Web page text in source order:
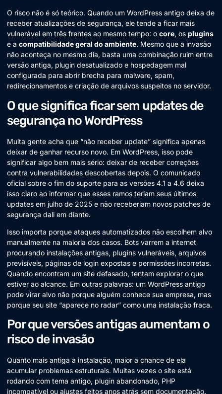
O risco não é só teórico. Quando um WordPress antigo deixa de
receber atualizações de segurança, ele tende a ficar mais
vulnerável em três frentes ao mesmo tempo: o core, os plugins
e a compatibilidade geral do ambiente. Mesmo que a invasão
não aconteça no mesmo dia, basta uma combinação ruim entre
versão antiga, plugin desatualizado e hospedagem mal
configurada para abrir brecha para malware, spam,
redirecionamentos e criação de arquivos suspeitos no servidor.
O que significa ficar sem updates de
segurança no WordPress
Muita gente acha que “não receber update” significa apenas
deixar de ganhar recurso novo. Em WordPress, isso pode
significar algo bem mais sério: deixar de receber correções
contra vulnerabilidades descobertas depois. O comunicado
oficial sobre o fim do suporte para as versões 4.1 a 4.6 deixa
isso claro ao informar que esses ramos teriam seus últimos
updates em julho de 2025 e não receberiam novos patches de
segurança dali em diante.
Isso importa porque ataques automatizados não escolhem alvo
manualmente na maioria dos casos. Bots varrem a internet
procurando instalações antigas, plugins vulneráveis, arquivos
previsíveis, páginas de login expostas e permissões incorretas.
Quando encontram um site defasado, tentam explorar o que
estiver ao alcance. Em outras palavras: um WordPress antigo
pode virar alvo não porque alguém conhece sua empresa, mas
porque seu site “aparece no radar” como uma instalação fraca.
Por que versões antigas aumentam o
risco de invasão
Quanto mais antiga a instalação, maior a chance de ela
acumular problemas estruturais. Muitas vezes o site está
rodando com tema antigo, plugin abandonado, PHP
incompatível ou ajustes feitos anos atrás sem documentação.